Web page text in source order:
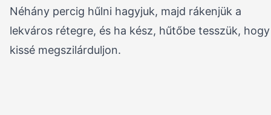
Néhány percig hűlni hagyjuk, majd rákenjük a
lekváros rétegre, és ha kész, hűtőbe tesszük, hogy
kissé megszilárduljon.